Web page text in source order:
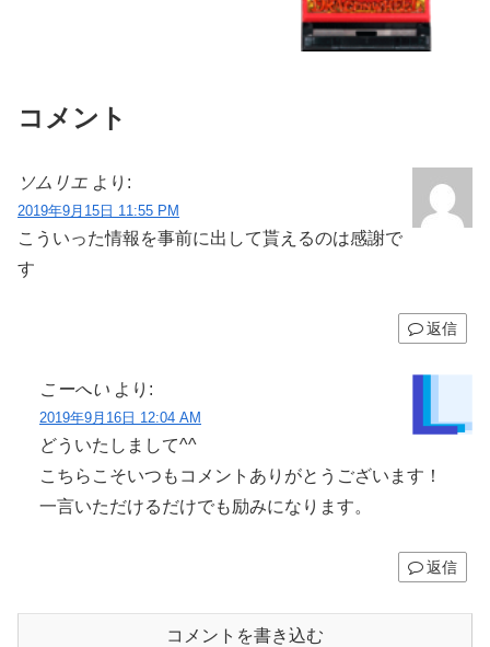
コメント
ソムリエ より:
2019年9月15日 11:55 PM
こういった情報を事前に出して貰えるのは感謝で
す
返信
こーへい より:
2019年9月16日 12:04 AM
どういたしまして^^
こちらこそいつもコメントありがとうございます！
一言いただけるだけでも励みになります。
返信
コメントを書き込む